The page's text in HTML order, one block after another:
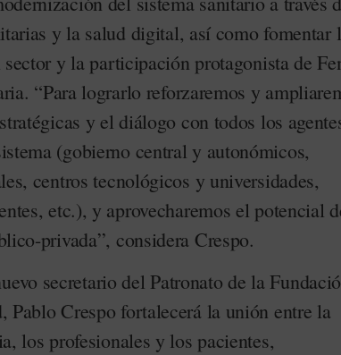
y la salud digital, así como fomentar
y la participación protagonista de
“Para lograrlo reforzaremos y
y el diálogo con todos los
(gobierno central y autonómicos,
centros tecnológicos y universidades,
etc.), y aprovecharemos el potencial
privada”, considera Crespo.
secretario del Patronato de la
Pablo Crespo fortalecerá la unión entre la
los profesionales y los pacientes,